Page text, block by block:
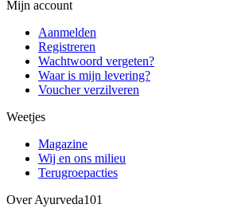
Mijn account
Aanmelden
Registreren
Wachtwoord vergeten?
Waar is mijn levering?
Voucher verzilveren
Weetjes
Magazine
Wij en ons milieu
Terugroepacties
Over Ayurveda101